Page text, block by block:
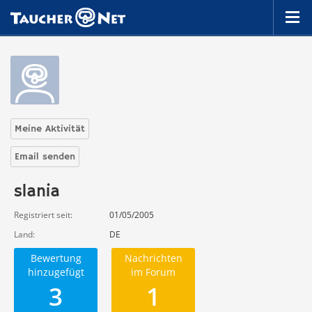
Meine Aktivität
Email senden
slania
Registriert seit
01/05/2005
Land
DE
Bewertung
hinzugefügt
3
Nachrichten
im Forum
1